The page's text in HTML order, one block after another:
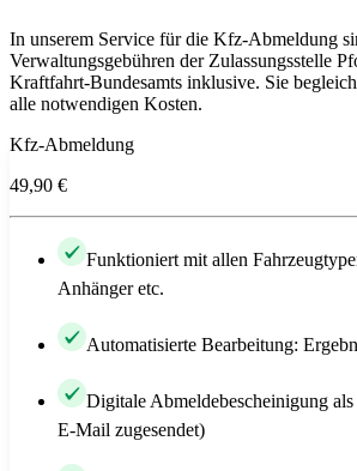
In unserem Service für die Kfz-Abmeldung
Verwaltungsgebühren der Zulassungsstelle
Kraftfahrt-Bundesamts inklusive. Sie
alle notwendigen Kosten.
Kfz-Abmeldung
49,90 €
Funktioniert mit allen
Anhänger etc.
Automatisierte Bearbeitung:
Digitale Abmeldebescheinigung
E-Mail zugesendet)